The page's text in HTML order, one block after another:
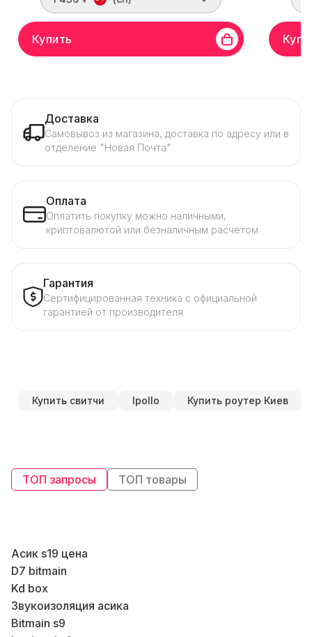
Купить
Доставка
Самовывоз из магазина, доставка по адресу или в
отделение "Новая Почта"
Оплата
Оплатить покупку можно наличными,
криптовалютой или безналичным расчетом
Гарантия
Сертифицированная техника с официальной
гарантией от производителя
Купить свитчи Ipollo Купить роутер Киев
ТОП запросы ТОП товары
Асик s19 цена
D7 bitmain
Kd box
Звукоизоляция асика
Bitmain s9